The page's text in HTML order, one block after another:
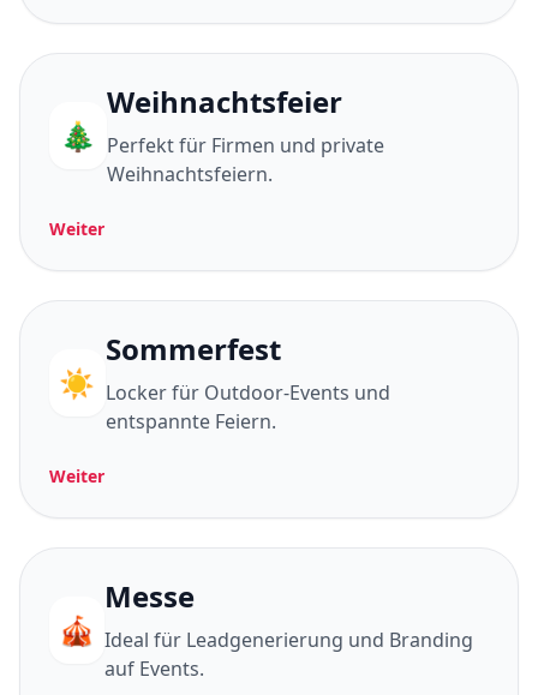
🎄
Weihnachtsfeier
Perfekt für Firmen und private
Weihnachtsfeiern.
Weiter
☀️
Sommerfest
Locker für Outdoor-Events und
entspannte Feiern.
Weiter
🎪
Messe
Ideal für Leadgenerierung und Branding
auf Events.